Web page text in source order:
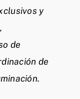
y
de
de